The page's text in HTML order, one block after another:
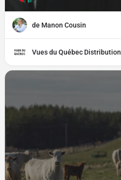
de Manon Cousin
Vues du Québec Distribution